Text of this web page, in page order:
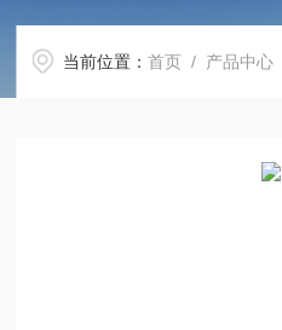
当前位置：首页 / 产品中心